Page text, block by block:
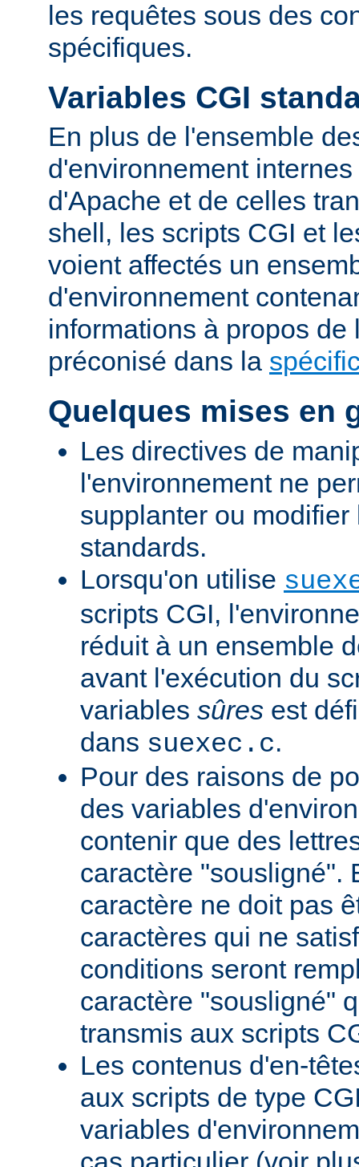
les requêtes sous des
spécifiques.
Variables CGI
En plus de l'ensemble
d'environnement
d'Apache et de celles
shell, les scripts CGI et
voient affectés un
d'environnement
informations à propos de
préconisé dans la
Quelques mises en
Les directives de
l'environnement ne
supplanter ou
standards.
Lorsqu'on utilise
scripts CGI,
réduit à un ensemble
avant l'exécution du
variables sûres est
dans suexec.c.
Pour des raisons de
des variables
contenir que des
caractère "sousligné".
caractère ne doit pas
caractères qui ne
conditions seront
caractère "sousligné"
transmis aux scripts
Les contenus d'en-
aux scripts de type
variables